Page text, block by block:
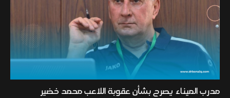
مدرب الميناء يصرح بشأن عقوبة اللاعب محمد خضير